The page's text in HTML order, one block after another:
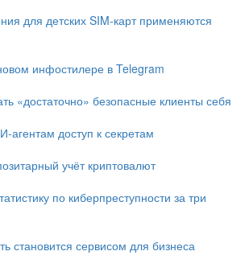
для детских SIM-карт применяются
инфостилере в Telegram
«достаточно» безопасные клиенты себя
доступ к секретам
учёт криптовалют
по киберпреступности за три
становится сервисом для бизнеса